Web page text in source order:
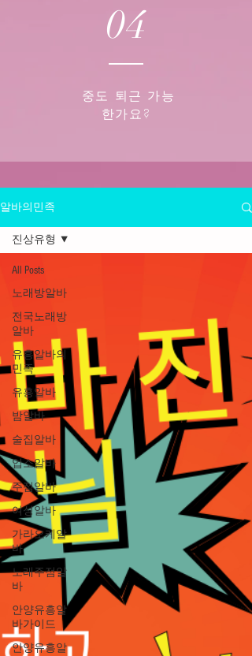
04
중도 퇴근 가능
한가요?
알바의민족
All Posts
노래방알바
전국노래방
알바
유흥알바의
민족
유흥알바
밤알바
술집알바
업소알바
주점알바
여성알바
가라오케알
바
노래주점알
바
안양유흥알
바가이드
안양유흥알
진상유형